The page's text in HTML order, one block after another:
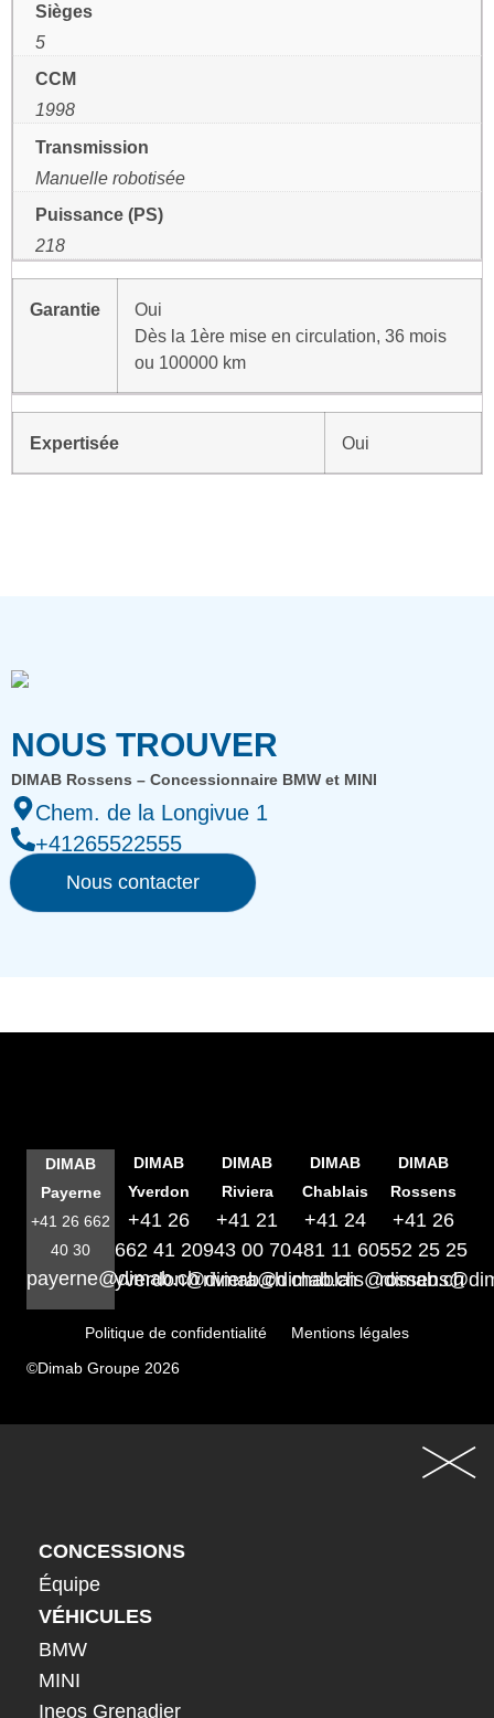
Sièges
5
CCM
1998
Transmission
Manuelle robotisée
Puissance (PS)
218
Garantie
Oui
Dès la 1ère mise en circulation, 36 mois
ou 100000 km
Expertisée Oui
NOUS TROUVER
DIMAB Rossens – Concessionnaire BMW et MINI
Chem. de la Longivue 1
+41265522555
Nous contacter
DIMAB
Payerne
+41 26 662
40 30
payerne@dimab.ch
DIMAB
Yverdon
+41 26
662 41 20
yverdon@dimab.ch
DIMAB
Riviera
+41 21
943 00 70
riviera@dimab.ch
DIMAB
Chablais
+41 24
481 11 60
chablais@dimab.ch
DIMAB
Rossens
+41 26
552 25 25
Politique de confidentialité
Mentions légales
©Dimab Groupe 2026
CONCESSIONS
Équipe
VÉHICULES
BMW
MINI
Ineos Grenadier